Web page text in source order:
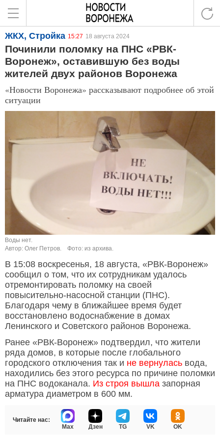
ЖКХ, Стройка 15:27 18 августа 2024
Починили поломку на ПНС «РВК-
Воронеж», оставившую без воды
жителей двух районов Воронежа
«Новости Воронежа» рассказывают подробнее об этой
ситуации
Воды нет.
Автор: Олег Петров.
Фото: из архива.
В 15:08 воскресенья, 18 августа, «РВК-Воронеж»
сообщил о том, что их сотрудникам удалось
отремонтировать поломку на своей
повысительно-насосной станции (ПНС).
Благодаря чему в ближайшее время будет
восстановлено водоснабжение в домах
Ленинского и Советского районов Воронежа.
Ранее «РВК-Воронеж» подтвердил, что жители
ряда домов, в которые после глобального
городского отключения так и не вернулась вода,
находились без этого ресурса по причине поломки
на ПНС водоканала. Из строя вышла запорная
арматура диаметром в 600 мм.
Читайте нас:
Max
Дзен TG VK OK